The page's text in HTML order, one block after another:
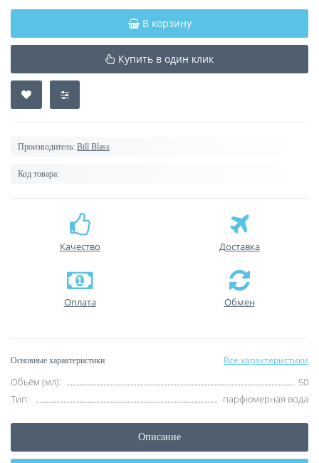
В корзину
Купить в один клик
Производитель: Bill Blass
Код товара:
Качество Доставка
Оплата Обмен
Основные характеристики Все характеристики
Объём (мл):
50
Тип:
парфюмерная вода
Описание